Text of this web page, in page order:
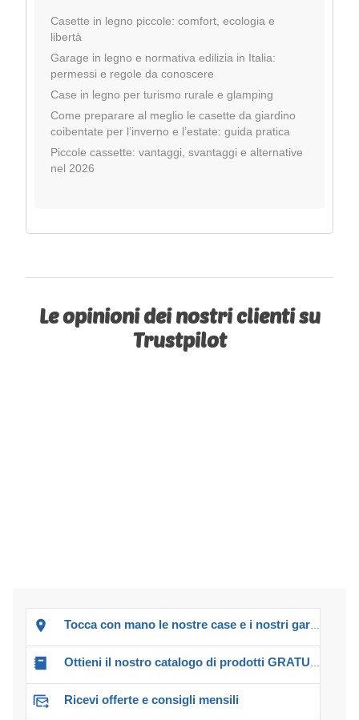
Casette in legno piccole: comfort, ecologia e
libertà
Garage in legno e normativa edilizia in Italia:
permessi e regole da conoscere
Case in legno per turismo rurale e glamping
Come preparare al meglio le casette da giardino
coibentate per l’inverno e l’estate: guida pratica
Piccole cassette: vantaggi, svantaggi e alternative
nel 2026
Le opinioni dei nostri clienti su
Trustpilot
Tocca con mano le nostre case e i nostri garage!
Ottieni il nostro catalogo di prodotti GRATUITO!
Ricevi offerte e consigli mensili